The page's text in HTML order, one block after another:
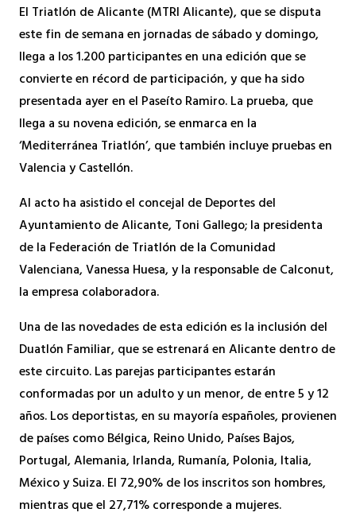
El Triatlón de Alicante (MTRI Alicante), que se disputa
este fin de semana en jornadas de sábado y domingo,
llega a los 1.200 participantes en una edición que se
convierte en récord de participación, y que ha sido
presentada ayer en el Paseíto Ramiro. La prueba, que
llega a su novena edición, se enmarca en la
‘Mediterránea Triatlón’, que también incluye pruebas en
Valencia y Castellón.
Al acto ha asistido el concejal de Deportes del
Ayuntamiento de Alicante, Toni Gallego; la presidenta
de la Federación de Triatlón de la Comunidad
Valenciana, Vanessa Huesa, y la responsable de Calconut,
la empresa colaboradora.
Una de las novedades de esta edición es la inclusión del
Duatlón Familiar, que se estrenará en Alicante dentro de
este circuito. Las parejas participantes estarán
conformadas por un adulto y un menor, de entre 5 y 12
años. Los deportistas, en su mayoría españoles, provienen
de países como Bélgica, Reino Unido, Países Bajos,
Portugal, Alemania, Irlanda, Rumanía, Polonia, Italia,
México y Suiza. El 72,90% de los inscritos son hombres,
mientras que el 27,71% corresponde a mujeres.